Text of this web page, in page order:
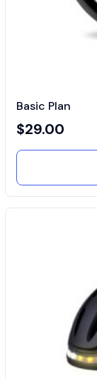
Basic Plan
$29.00